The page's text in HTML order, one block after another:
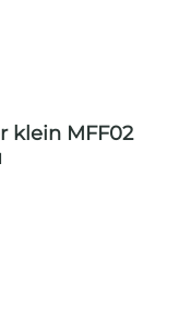
klein MFF02